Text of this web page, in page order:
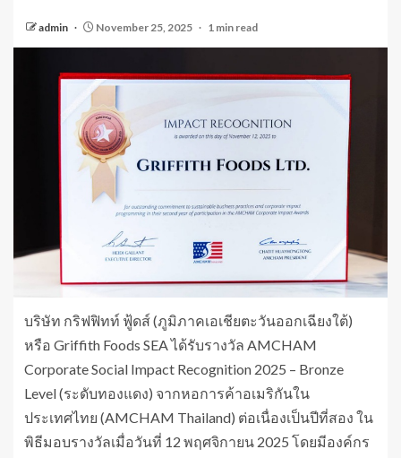
admin November 25, 2025 1 min read
บริษัท กริฟฟิทท์ ฟู้ดส์ (ภูมิภาคเอเชียตะวันออกเฉียงใต้)
หรือ Griffith Foods SEA ได้รับรางวัล AMCHAM
Corporate Social Impact Recognition 2025 – Bronze
Level (ระดับทองแดง) จากหอการค้าอเมริกันใน
ประเทศไทย (AMCHAM Thailand) ต่อเนื่องเป็นปีที่สอง ใน
พิธีมอบรางวัลเมื่อวันที่ 12 พฤศจิกายน 2025 โดยมีองค์กร